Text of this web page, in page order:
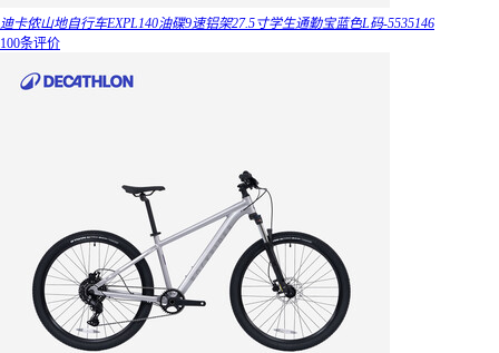
迪卡侬山地自行车EXPL140油碟9速铝架27.5寸学生通勤宝蓝色L码-5535146
100条评价